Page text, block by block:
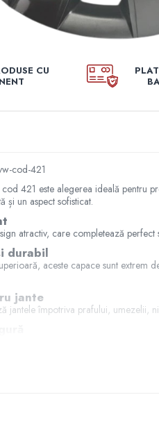
CU
cod-421
421 este alegerea ideală pentru
și un aspect sofisticat.
atractiv, care completează
durabil
aceste capace sunt
jante
jantele împotriva prafului, umezelii,
unelte speciale. Sistemul de
uniform
4 capace, oferind un aspect
roti